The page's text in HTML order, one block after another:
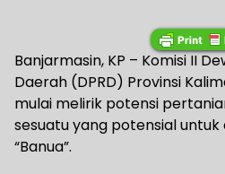
Banjarmasin, KP – Komisi II
Daerah (DPRD) Provinsi
mulai melirik potensi
sesuatu yang potensial
“Banua”.